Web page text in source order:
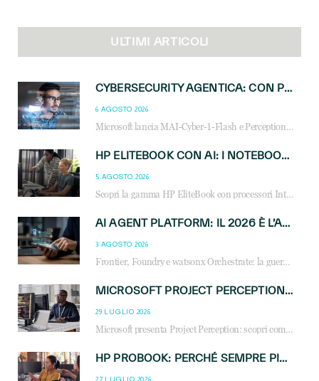
ULTIMI ARTICOLI
CYBERSECURITY AGENTICA: CON PERCEPTION E MAI-CYBER-1-FLASH MICROSOFT APRE NUOVI SERVIZI PER IL CANALE
6 AGOSTO 2026
Microsoft lancia MAI-Cyber-1-Flash e Perception: cybersecurity agentica in preview dal 3 novembre. Cosa cambia per MSP, system integrator e reseller.
HP ELITEBOOK CON AI: I NOTEBOOK BUSINESS INTELLIGENTI CHE TRASFORMANO PRODUTTIVITÀ, SICUREZZA E LAVORO IBRIDO
5 AGOSTO 2026
Scopri la gamma HP EliteBook con processori Intel® Core™ Ultra e AMD Ryzen™ AI. Notebook business progettati per aumentare la produttività, migliorare la collaborazione e garantire sicurezza avanzata in ufficio e in mobilità.
AI AGENT PLATFORM: IL 2026 È L’ANNO DEL «SISTEMA OPERATIVO» PER GLI AGENTI AZIENDALI
3 AGOSTO 2026
Frontier, Foundry e watsonx Orchestrate: la guerra delle piattaforme AI agent ridisegna il mercato IT. Cosa cambia per reseller, MSP e system integrator.
MICROSOFT PROJECT PERCEPTION: COME GLI AGENTI AI CAMBIERANNO SOC, CYBERSECURITY E SERVIZI MSP
29 LUGLIO 2026
Microsoft presenta Project Perception: scopri come gli agenti AI possono trasformare cybersecurity, SOC e servizi gestiti degli MSP.
HP PROBOOK: PERCHÉ SEMPRE PIÙ AZIENDE SCELGONO NOTEBOOK PROGETTATI PER IL LAVORO MODERNO
27 LUGLIO 2026